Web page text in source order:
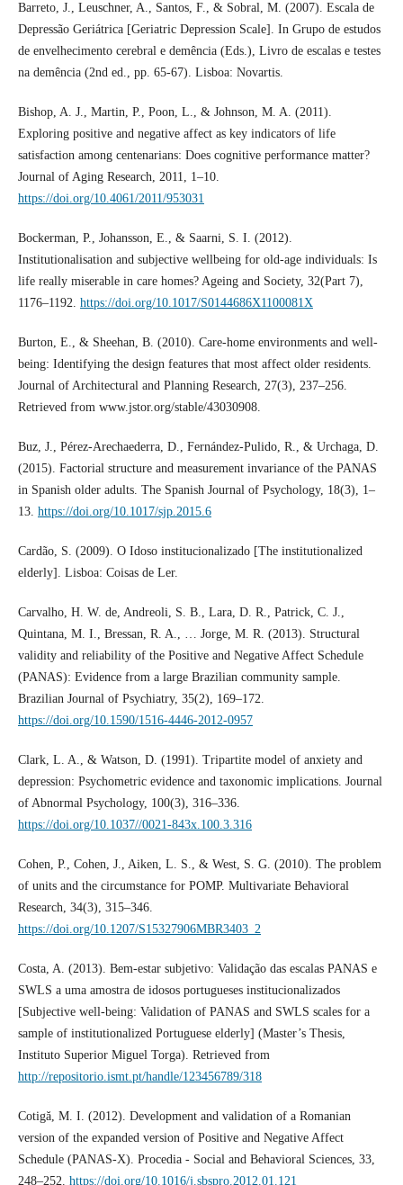
Barreto, J., Leuschner, A., Santos, F., & Sobral, M. (2007). Escala de
Depressão Geriátrica [Geriatric Depression Scale]. In Grupo de estudos
de envelhecimento cerebral e demência (Eds.), Livro de escalas e testes
na demência (2nd ed., pp. 65-67). Lisboa: Novartis.
Bishop, A. J., Martin, P., Poon, L., & Johnson, M. A. (2011).
Exploring positive and negative affect as key indicators of life
satisfaction among centenarians: Does cognitive performance matter?
Journal of Aging Research, 2011, 1–10.
https://doi.org/10.4061/2011/953031
Bockerman, P., Johansson, E., & Saarni, S. I. (2012).
Institutionalisation and subjective wellbeing for old-age individuals: Is
life really miserable in care homes? Ageing and Society, 32(Part 7),
1176–1192. https://doi.org/10.1017/S0144686X1100081X
Burton, E., & Sheehan, B. (2010). Care-home environments and well-
being: Identifying the design features that most affect older residents.
Journal of Architectural and Planning Research, 27(3), 237–256.
Retrieved from www.jstor.org/stable/43030908.
Buz, J., Pérez-Arechaederra, D., Fernández-Pulido, R., & Urchaga, D.
(2015). Factorial structure and measurement invariance of the PANAS
in Spanish older adults. The Spanish Journal of Psychology, 18(3), 1–
13. https://doi.org/10.1017/sjp.2015.6
Cardão, S. (2009). O Idoso institucionalizado [The institutionalized
elderly]. Lisboa: Coisas de Ler.
Carvalho, H. W. de, Andreoli, S. B., Lara, D. R., Patrick, C. J.,
Quintana, M. I., Bressan, R. A., … Jorge, M. R. (2013). Structural
validity and reliability of the Positive and Negative Affect Schedule
(PANAS): Evidence from a large Brazilian community sample.
Brazilian Journal of Psychiatry, 35(2), 169–172.
https://doi.org/10.1590/1516-4446-2012-0957
Clark, L. A., & Watson, D. (1991). Tripartite model of anxiety and
depression: Psychometric evidence and taxonomic implications. Journal
of Abnormal Psychology, 100(3), 316–336.
https://doi.org/10.1037//0021-843x.100.3.316
Cohen, P., Cohen, J., Aiken, L. S., & West, S. G. (2010). The problem
of units and the circumstance for POMP. Multivariate Behavioral
Research, 34(3), 315–346.
https://doi.org/10.1207/S15327906MBR3403_2
Costa, A. (2013). Bem-estar subjetivo: Validação das escalas PANAS e
SWLS a uma amostra de idosos portugueses institucionalizados
[Subjective well-being: Validation of PANAS and SWLS scales for a
sample of institutionalized Portuguese elderly] (Master’s Thesis,
Instituto Superior Miguel Torga). Retrieved from
http://repositorio.ismt.pt/handle/123456789/318
Cotigă, M. I. (2012). Development and validation of a Romanian
version of the expanded version of Positive and Negative Affect
Schedule (PANAS-X). Procedia - Social and Behavioral Sciences, 33,
248–252. https://doi.org/10.1016/j.sbspro.2012.01.121